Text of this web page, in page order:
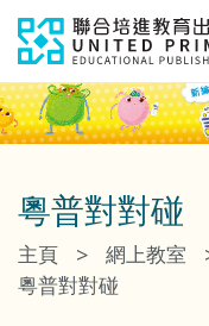
粵普對對碰
主頁 > 網上教室
粵普對對碰